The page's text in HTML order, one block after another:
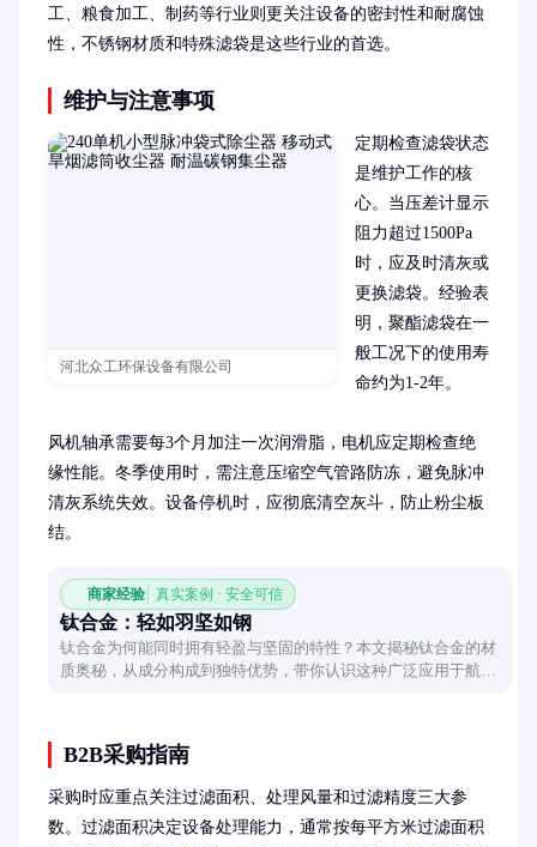
工、粮食加工、制药等行业则更关注设备的密封性和耐腐蚀
性，不锈钢材质和特殊滤袋是这些行业的首选。
维护与注意事项
河北众工环保设备有限公司
定期检查滤袋状态
是维护工作的核
心。当压差计显示
阻力超过1500Pa
时，应及时清灰或
更换滤袋。经验表
明，聚酯滤袋在一
般工况下的使用寿
命约为1-2年。
风机轴承需要每3个月加注一次润滑脂，电机应定期检查绝
缘性能。冬季使用时，需注意压缩空气管路防冻，避免脉冲
清灰系统失效。设备停机时，应彻底清空灰斗，防止粉尘板
结。
商家经验 真实案例 · 安全可信
钛合金：轻如羽坚如钢
钛合金为何能同时拥有轻盈与坚固的特性？本文揭秘钛合金的材
质奥秘，从成分构成到独特优势，带你认识这种广泛应用于航天
B2B采购指南
采购时应重点关注过滤面积、处理风量和过滤精度三大参
数。过滤面积决定设备处理能力，通常按每平方米过滤面积